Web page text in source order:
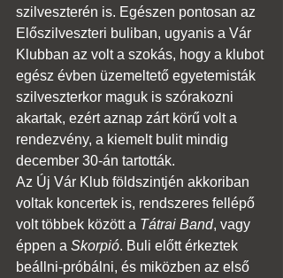
szilveszterén is. Egészen pontosan az
Előszilveszteri buliban, ugyanis a Vár
Klubban az volt a szokás, hogy a klubot
egész évben üzemeltető egyetemisták
szilveszterkor maguk is szórakozni
akartak, ezért aznap zárt körű volt a
rendezvény, a kiemelt bulit mindig
december 30-án tartották.
Az Új Vár Klub földszintjén akkoriban
voltak koncertek is, rendszeres fellépő
volt többek között a Tátrai Band, vagy
éppen a Skorpió. Buli előtt érkeztek
beállni-próbálni, és miközben az első